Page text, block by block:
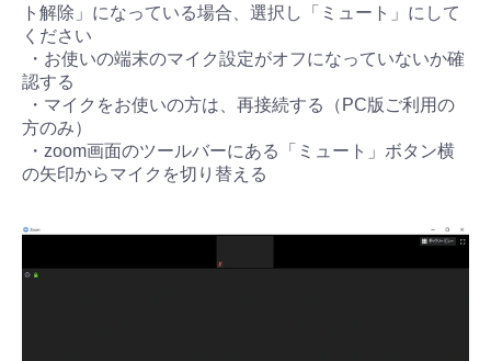
ト解除」になっている場合、選択し「ミュート」にして
ください
・お使いの端末のマイク設定がオフになっていないか確
認する
・マイクをお使いの方は、再接続する（PC版ご利用の
方のみ）
・zoom画面のツールバーにある「ミュート」ボタン横
の矢印からマイクを切り替える